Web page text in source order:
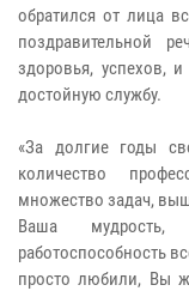
обратился от лица
поздравительной
здоровья, успехов,
достойную службу.
«За долгие годы
количество
множество задач,
Ваша
работоспособность
просто любили, Вы